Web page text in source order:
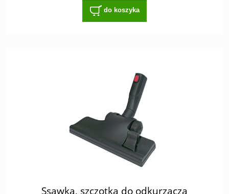
do koszyka
Ssawka, szczotka do odkurzacza